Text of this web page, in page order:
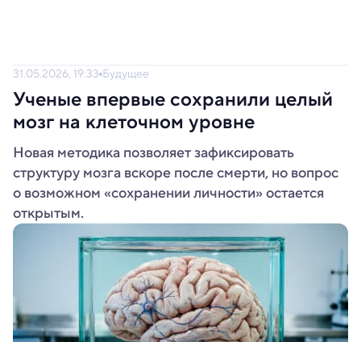
31.05.2026, 19:33 Будущее
Ученые впервые сохранили целый
мозг на клеточном уровне
Новая методика позволяет зафиксировать
структуру мозга вскоре после смерти, но вопрос
о возможном «сохранении личности» остается
открытым.